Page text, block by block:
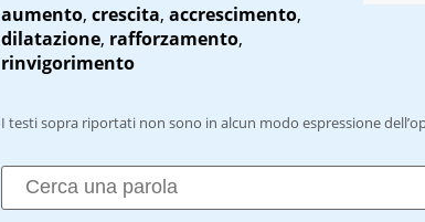
aumento, crescita, accrescimento,
dilatazione, rafforzamento,
rinvigorimento
I testi sopra riportati non sono in alcun modo espressione